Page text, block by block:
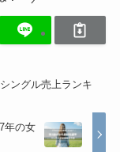
ングル売上ランキ
年の女